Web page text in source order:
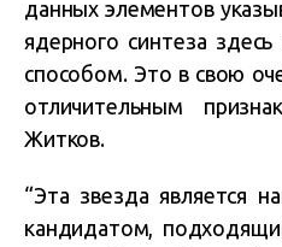
данных элементов
ядерного синтеза
способом. Это в свою
отличительным
Житков.
“Эта звезда является
кандидатом,